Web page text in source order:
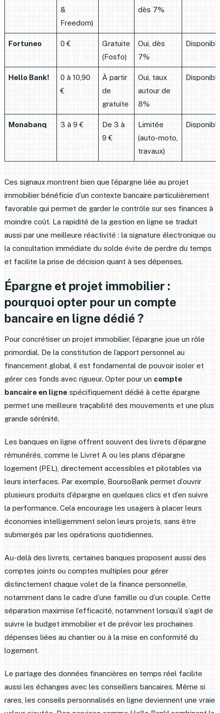
&
Freedom)
dès 7%
Fortuneo 0 €
Gratuite
(Fosfo)
Oui, dès
7%
Hello Bank!
0 à 10,90
€
À partir
de
gratuite
Oui, taux
autour de
8%
Monabanq 3 à 9 €
De 3 à
9 €
Limitée
(auto-moto,
travaux)
Ces signaux montrent bien que l’épargne liée au projet
immobilier bénéficie d’un contexte bancaire particulièrement
favorable qui permet de garder le contrôle sur ses finances à
moindre coût. La rapidité de la gestion en ligne se traduit
aussi par une meilleure réactivité : la signature électronique ou
la consultation immédiate du solde évite de perdre du temps
et facilite la prise de décision quant à ses dépenses.
Épargne et projet immobilier :
pourquoi opter pour un compte
bancaire en ligne dédié ?
Pour concrétiser un projet immobilier, l’épargne joue un rôle
primordial. De la constitution de l’apport personnel au
financement global, il est fondamental de pouvoir isoler et
gérer ces fonds avec rigueur. Opter pour un compte
bancaire en lignespécifiquement dédié à cette épargne
permet une meilleure traçabilité des mouvements et une plus
grande sérénité.
Les banques en ligne offrent souvent des livrets d’épargne
rémunérés, comme le Livret A ou les plans d’épargne
logement (PEL), directement accessibles et pilotables via
leurs interfaces. Par exemple, BoursoBank permet d’ouvrir
plusieurs produits d’épargne en quelques clics et d’en suivre
la performance. Cela encourage les usagers à placer leurs
économies intelligemment selon leurs projets, sans être
submergés par les opérations quotidiennes.
Au-delà des livrets, certaines banques proposent aussi des
comptes joints ou comptes multiples pour gérer
distinctement chaque volet de la finance personnelle,
notamment dans le cadre d’une famille ou d’un couple. Cette
séparation maximise l’efficacité, notamment lorsqu’il s’agit de
suivre le budget immobilier et de prévoir les prochaines
dépenses liées au chantier ou à la mise en conformité du
logement.
Le partage des données financières en temps réel facilite
aussi les échanges avec les conseillers bancaires. Même si
rares, les conseils personnalisés en ligne deviennent une vraie